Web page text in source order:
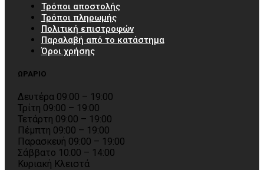
Τρόποι αποστολής
Τρόποι πληρωμής
Πολιτική επιστροφών
Παραλαβή από το κατάστημα
Όροι χρήσης
ΩΡΑΡΙΟ
Δευτέρα 09:00 – 19:00
Τρίτη 09:00 – 19:00
Τετάρτη 09:00 – 19:00
Πέμπτη 09:00 – 19:00
Παρασκευή 09:00 – 19:00
Σάββατο 10:00 – 14:00
Κυριακή Κλειστά